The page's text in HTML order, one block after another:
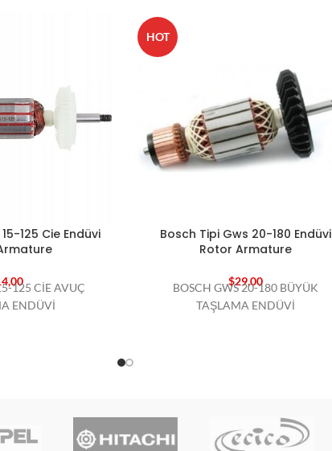
125 Cie Endüvi
125 CİE AVUÇ
ENDÜVİ
HOT
Bosch Tipi Gws 20-180 Endüvi
Rotor Armature
$29,00
BOSCH GWS 20-180 BÜYÜK
TAŞLAMA ENDÜVİ